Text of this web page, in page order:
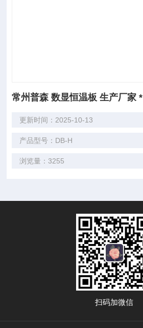
常州普森 数显恒温板 生产厂家 *
更新时间：2025-10-13
产品型号：DB-H
浏览量：3255
扫码加微信